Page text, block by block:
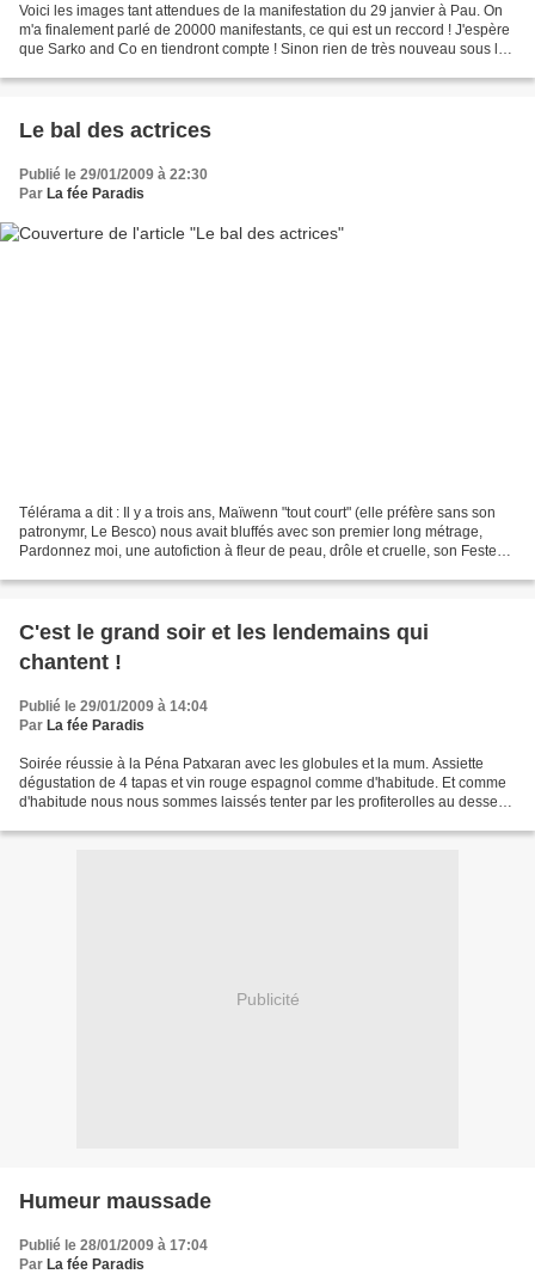
Voici les images tant attendues de la manifestation du 29 janvier à Pau. On
m'a finalement parlé de 20000 manifestants, ce qui est un reccord ! J'espère
que Sarko and Co en tiendront compte ! Sinon rien de très nouveau sous le
Le bal des actrices
Publié le 29/01/2009 à 22:30
Par La fée Paradis
Télérama a dit : Il y a trois ans, Maïwenn "tout court" (elle préfère sans son
patronymr, Le Besco) nous avait bluffés avec son premier long métrage,
Pardonnez moi, une autofiction à fleur de peau, drôle et cruelle, son Festen
C'est le grand soir et les lendemains qui
chantent !
Publié le 29/01/2009 à 14:04
Par La fée Paradis
Soirée réussie à la Péna Patxaran avec les globules et la mum. Assiette
dégustation de 4 tapas et vin rouge espagnol comme d'habitude. Et comme
d'habitude nous nous sommes laissés tenter par les profiterolles au dessert !
Publicité
Humeur maussade
Publié le 28/01/2009 à 17:04
Par La fée Paradis